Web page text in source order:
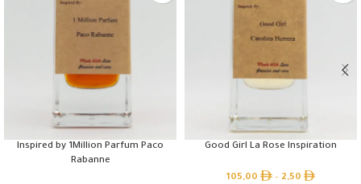
Good Girl La Rose Inspiration
2,50
–
105,00
Inspired by 1Million Parfum Paco
Rabanne